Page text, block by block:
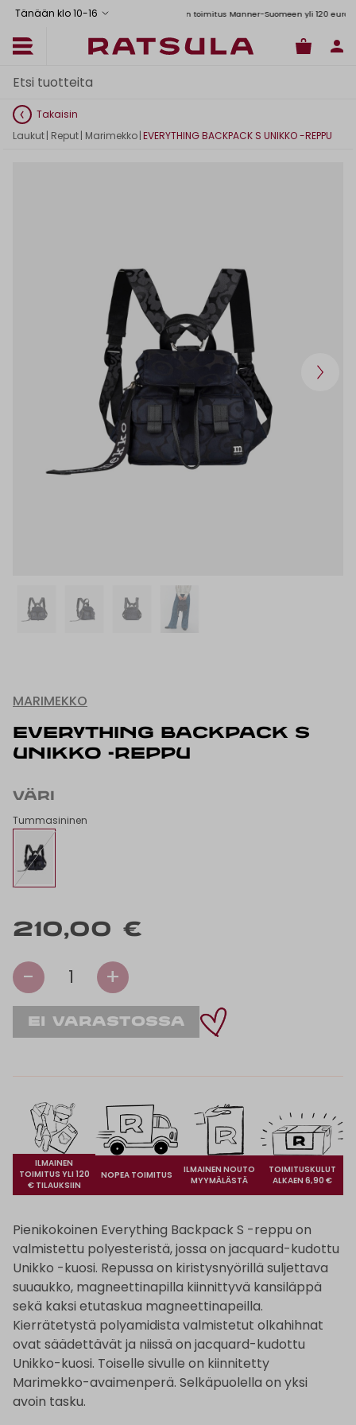
Tänään klo 10-16
Toimituskulut alk. 6,90€Ilmainen toimitus Manner-Suomeen yli 120 euron
Takaisin
Laukut| Reput| Marimekko |EVERYTHING BACKPACK S UNIKKO -REPPU
MARIMEKKO
EVERYTHING BACKPACK S
UNIKKO -REPPU
VÄRI
Tummasininen
210,00 €
- 1 +
ILMAINEN
TOIMITUS YLI 120
€ TILAUKSIIN
NOPEA TOIMITUS
ILMAINEN NOUTO
MYYMÄLÄSTÄ
TOIMITUSKULUT
ALKAEN 6,90 €
Pienikokoinen Everything Backpack S -reppu on
valmistettu polyesteristä, jossa on jacquard-kudottu
Unikko -kuosi. Repussa on kiristysnyörillä suljettava
suuaukko, magneettinapilla kiinnittyvä kansiläppä
sekä kaksi etutaskua magneettinapeilla.
Kierrätetystä polyamidista valmistetut olkahihnat
ovat säädettävät ja niissä on jacquard-kudottu
Unikko-kuosi. Toiselle sivulle on kiinnitetty
Marimekko-avaimenperä. Selkäpuolella on yksi
avoin tasku.